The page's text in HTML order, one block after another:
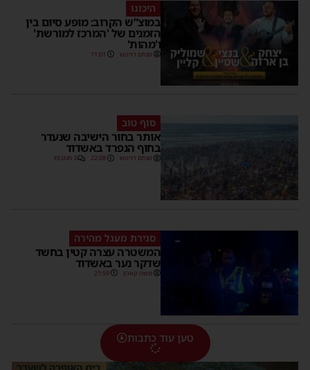
היכונו
במוצ”ש הקרוב: מופע סיום בין
הזמנים של 'המרכז למורשת'
ו'מהות'
מנחם דויטש 11:01
סוף טוב
אותר בחור הישיבה שנעדר
בחוף הנפרד באשדוד
מנחם דויטש 22:08 3 תגובות
סגירת מעגל מהירה
המשטרה עצרה קטין בחשד
שדקר נער באשדוד
משה קאהן 21:59
טען עוד כתבות